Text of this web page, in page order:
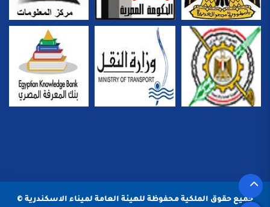
جميع حقوق الملكية محفوظة للهيئة العامة لميناء الاسكندرية ©